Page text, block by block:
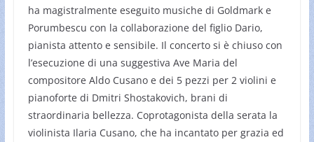
ha magistralmente eseguito musiche di Goldmark e
Porumbescu con la collaborazione del figlio Dario,
pianista attento e sensibile. Il concerto si è chiuso con
l’esecuzione di una suggestiva Ave Maria del
compositore Aldo Cusano e dei 5 pezzi per 2 violini e
pianoforte di Dmitri Shostakovich, brani di
straordinaria bellezza. Coprotagonista della serata la
violinista Ilaria Cusano, che ha incantato per grazia ed